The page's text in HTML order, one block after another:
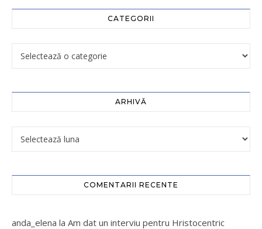
CATEGORII
ARHIVĂ
COMENTARII RECENTE
anda_elena la Am dat un interviu pentru Hristocentric